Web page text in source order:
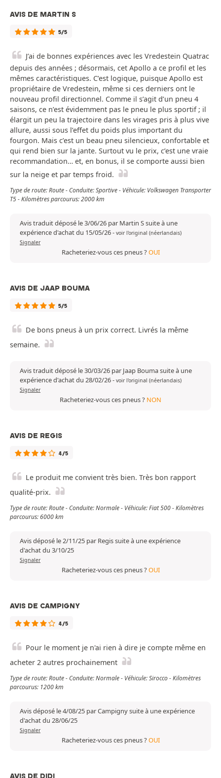
AVIS DE MARTIN S
5/5
J’ai de bonnes expériences avec les Vredestein Quatrac
depuis des années ; désormais, cet Apollo a ce profil et les
mêmes caractéristiques. C’est logique, puisque Apollo est
propriétaire de Vredestein, même si ces derniers ont le
nouveau profil directionnel. Comme il s’agit d’un pneu 4
saisons, ce n’est évidemment pas le pneu le plus sportif ; il
élargit un peu la trajectoire dans les virages pris à plus vive
allure, aussi sous l’effet du poids plus important du
fourgon. Mais c’est un beau pneu silencieux, confortable et
qui rend bien sur la jante. Surtout vu le prix, c’est une vraie
recommandation… et, en bonus, il se comporte aussi bien
sur la neige et par temps froid.
Type de route: Route - Conduite: Sportive - Véhicule: Volkswagen Transporter
T5 - Kilomètres parcourus: 2000 km
Avis traduit déposé le 3/06/26 par Martin S suite à une
expérience d'achat du 15/05/26- voir l'original (néerlandais)
Signaler
Racheteriez-vous ces pneus ?OUI
AVIS DE JAAP BOUMA
5/5
De bons pneus à un prix correct. Livrés la même
semaine.
Avis traduit déposé le 30/03/26 par Jaap Bouma suite à une
expérience d'achat du 28/02/26- voir l'original (néerlandais)
Signaler
Racheteriez-vous ces pneus ? NON
AVIS DE REGIS
4/5
Le produit me convient très bien. Très bon rapport
qualité-prix.
Type de route: Route - Conduite: Normale - Véhicule: Fiat 500 - Kilomètres
parcourus: 6000 km
Avis déposé le 2/11/25 par Regis suite à une expérience
d'achat du 3/10/25
Signaler
Racheteriez-vous ces pneus ?OUI
AVIS DE CAMPIGNY
4/5
Pour le moment je n'ai rien à dire je compte même en
acheter 2 autres prochainement
Type de route: Route - Conduite: Normale - Véhicule: Sirocco - Kilomètres
parcourus: 1200 km
Avis déposé le 4/08/25 par Campigny suite à une expérience
d'achat du 28/06/25
Signaler
Racheteriez-vous ces pneus ?OUI
AVIS DE DIDI